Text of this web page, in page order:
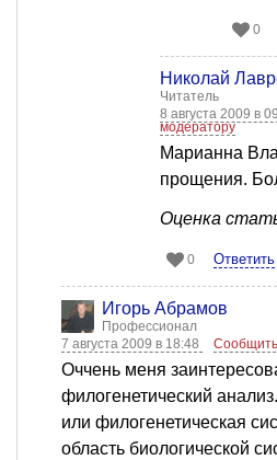
0
Николай
Читатель
8 августа 2009 в
модератору
Марианна
прощения.
Оценка
0 Ответить
Игорь Абрамов
Профессионал
7 августа 2009 в 18:48
Оччень меня
филогенетический
или филогенетическая
область биологической